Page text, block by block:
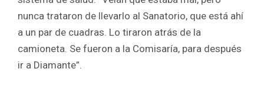
nunca trataron de llevarlo al Sanatorio, que está ahí
a un par de cuadras. Lo tiraron atrás de la
camioneta. Se fueron a la Comisaría, para después
ir a Diamante”.